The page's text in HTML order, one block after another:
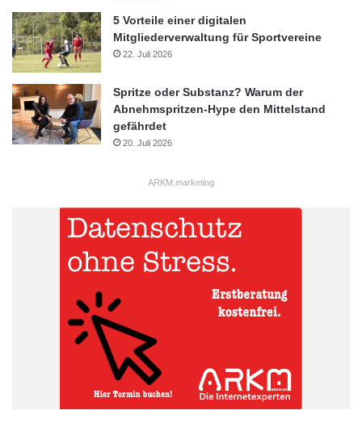
5 Vorteile einer digitalen
Mitgliederverwaltung für Sportvereine
22. Juli 2026
Spritze oder Substanz? Warum der
Abnehmspritzen-Hype den Mittelstand
gefährdet
20. Juli 2026
ARKM.marketing